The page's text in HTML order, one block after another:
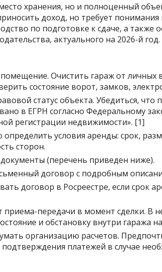
хранения, но и полноценный
доход, но требует
по подготовке к сдаче, а
актуального на 2026-й
Очистить гараж от личных
состояние ворот, замков,
статус объекта. Убедиться, что
в ЕГРН согласно Федеральному
регистрации недвижимости». [1]
определить условия аренды: срок,
сторон.
(перечень приведен ниже).
договор с подробным
договор в Росреестре, если срок
передачи в момент сделки. В
и обстановку внутри гаража
организацию расчетов.
платежей в случае